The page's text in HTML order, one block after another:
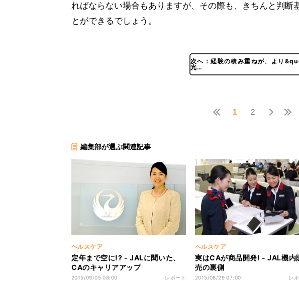
ればならない場合もありますが、その際も、きちんと判断
とができるでしょう。
次へ：経験の積み重ねが、より
光…
1 2
編集部が選ぶ関連記事
ヘルスケア
定年まで空に!? - JALに聞いた、
CAのキャリアアップ
2015/09/05 08:00 レポート
ヘルスケア
実はCAが商品開発! - JAL機内
売の裏側
2015/08/29 07:00 レ